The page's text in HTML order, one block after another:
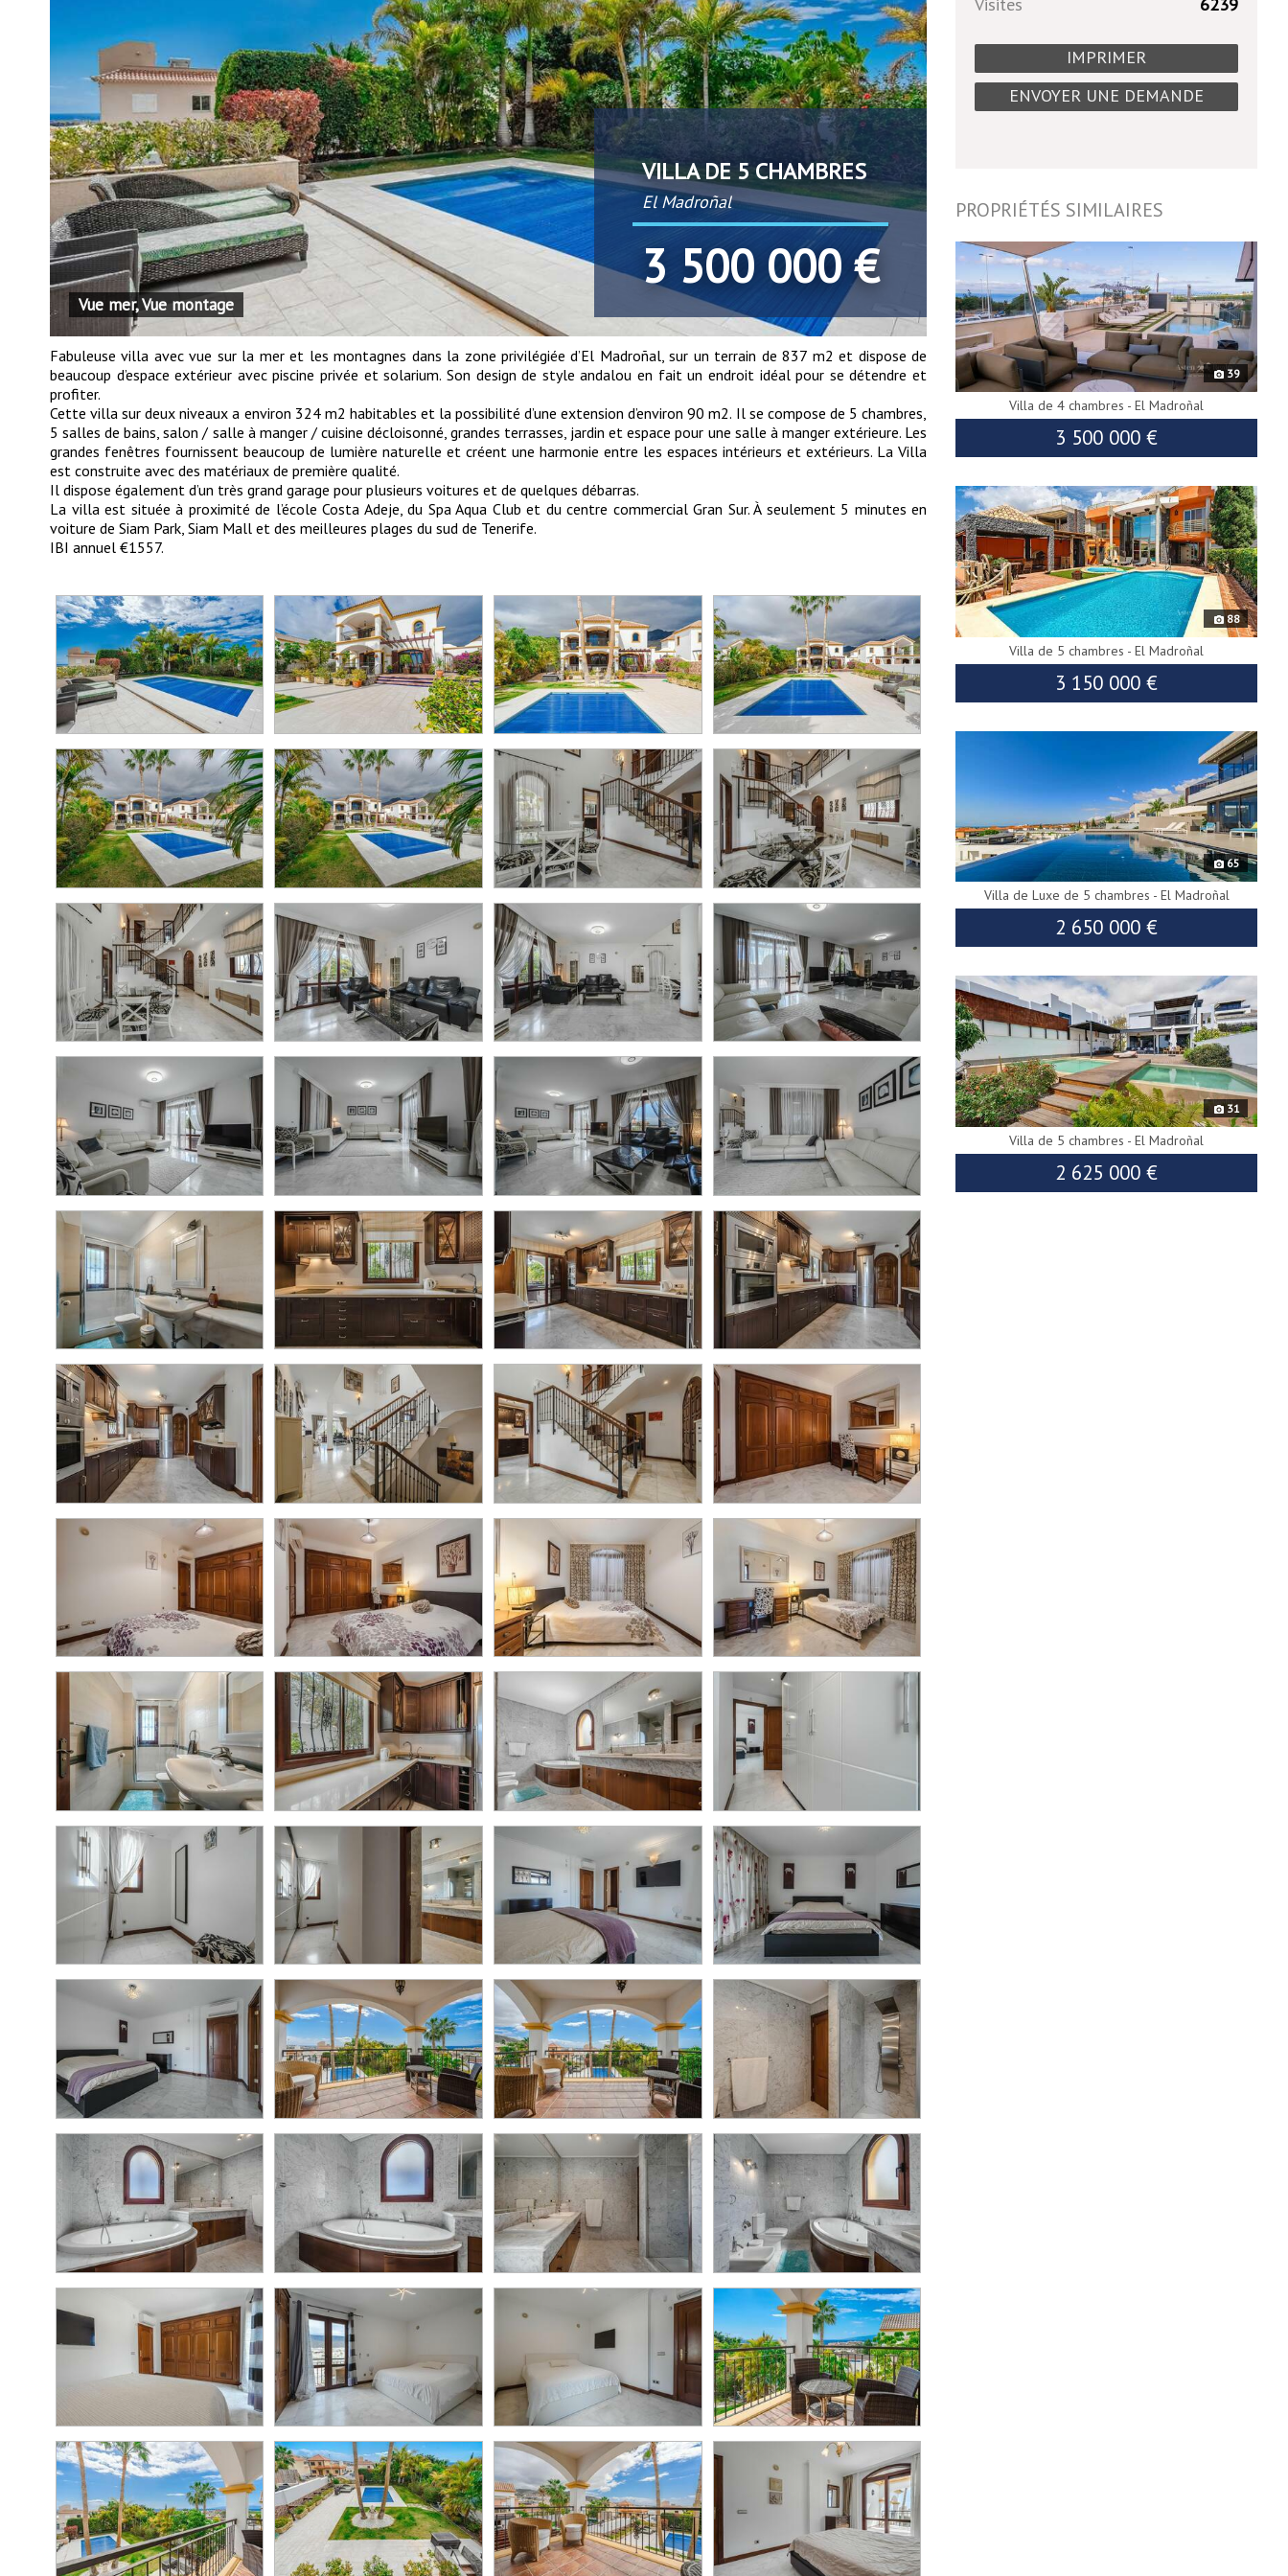
VILLA DE 5 CHAMBRES
El Madroñal
3 500 000 €
Vue mer, Vue montage
Fabuleuse villa avec vue sur la mer et les montagnes dans la zone privilégiée d’El Madroñal, sur un terrain de 837 m2 et dispose de
beaucoup d’espace extérieur avec piscine privée et solarium. Son design de style andalou en fait un endroit idéal pour se détendre et
profiter.
Cette villa sur deux niveaux a environ 324 m2 habitables et la possibilité d’une extension d’environ 90 m2. Il se compose de 5 chambres,
5 salles de bains, salon / salle à manger / cuisine décloisonné, grandes terrasses, jardin et espace pour une salle à manger extérieure. Les
grandes fenêtres fournissent beaucoup de lumière naturelle et créent une harmonie entre les espaces intérieurs et extérieurs. La Villa
est construite avec des matériaux de première qualité.
Il dispose également d’un très grand garage pour plusieurs voitures et de quelques débarras.
La villa est située à proximité de l’école Costa Adeje, du Spa Aqua Club et du centre commercial Gran Sur. À seulement 5 minutes en
voiture de Siam Park, Siam Mall et des meilleures plages du sud de Tenerife.
IBI annuel €1557.
IMPRIMER
ENVOYER UNE DEMANDE
PROPRIÉTÉS SIMILAIRES
39
Villa de 4 chambres - El Madroñal
3 500 000 €
88
Villa de 5 chambres - El Madroñal
3 150 000 €
65
Villa de Luxe de 5 chambres - El Madroñal
2 650 000 €
31
Villa de 5 chambres - El Madroñal
2 625 000 €